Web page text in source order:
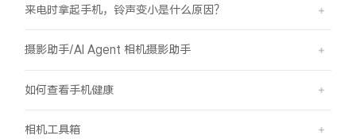
来电时拿起手机，铃声变小是什么原因？
摄影助手/AI Agent 相机摄影助手
如何查看手机健康
相机工具箱